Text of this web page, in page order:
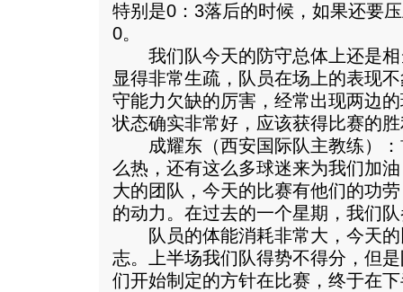
特别是0：3落后的时候，如果还要
0。
我们队今天的防守总体上还是相
显得非常生疏，队员在场上的表现
守能力欠缺的厉害，经常出现两边
状态确实非常好，应该获得比赛的
成耀东（西安国际队主教练）：
么热，还有这么多球迷来为我们加
大的团队，今天的比赛有他们的功
的动力。在过去的一个星期，我们
队员的体能消耗非常大，今天的
志。上半场我们队得势不得分，但
们开始制定的方针在比赛，终于在